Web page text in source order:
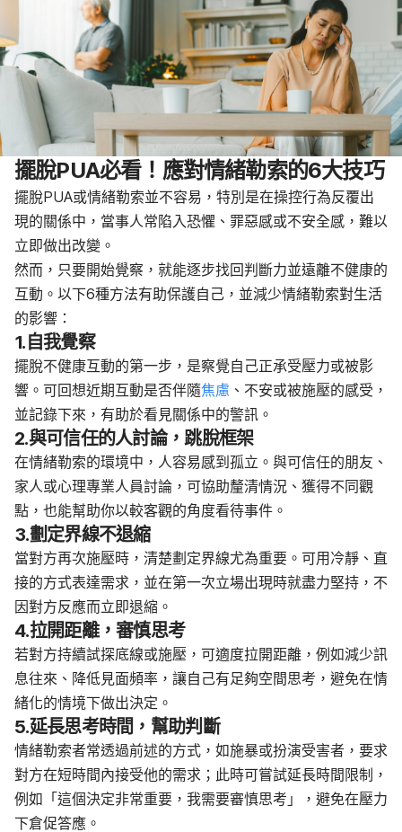
擺脫PUA必看！應對情緒勒索的6大技巧
擺脫PUA或情緒勒索並不容易，特別是在操控行為反覆出
現的關係中，當事人常陷入恐懼、罪惡感或不安全感，難以
立即做出改變。
然而，只要開始覺察，就能逐步找回判斷力並遠離不健康的
互動。以下6種方法有助保護自己，並減少情緒勒索對生活
的影響：
1.自我覺察
擺脫不健康互動的第一步，是察覺自己正承受壓力或被影
響。可回想近期互動是否伴隨焦慮 、不安或被施壓的感受，
並記錄下來，有助於看見關係中的警訊。
2.與可信任的人討論，跳脫框架
在情緒勒索的環境中，人容易感到孤立。與可信任的朋友、
家人或心理專業人員討論，可協助釐清情況、獲得不同觀
點，也能幫助你以較客觀的角度看待事件。
3.劃定界線不退縮
當對方再次施壓時，清楚劃定界線尤為重要。可用冷靜、直
接的方式表達需求，並在第一次立場出現時就盡力堅持，不
因對方反應而立即退縮。
4.拉開距離，審慎思考
若對方持續試探底線或施壓，可適度拉開距離，例如減少訊
息往來、降低見面頻率，讓自己有足夠空間思考，避免在情
緒化的情境下做出決定。
5.延長思考時間，幫助判斷
情緒勒索者常透過前述的方式，如施暴或扮演受害者，要求
對方在短時間內接受他的需求；此時可嘗試延長時間限制，
例如「這個決定非常重要，我需要審慎思考」，避免在壓力
下倉促答應。